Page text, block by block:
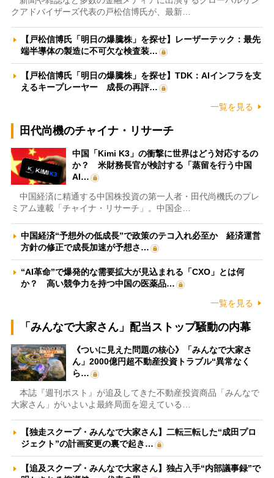
クアドバイザーズ代表の戸松信博氏が、最新…
【戸松信博氏「明日の爆騰株」を探せ】レーザーテック：最先
端半導体の製造に不可欠な検査装…
【戸松信博氏「明日の爆騰株」を探せ】TDK：AIインフラを支
えるキープレーヤー 成長の再評…
一覧を見る
田代尚機のチャイナ・リサーチ
中国「Kimi K3」の衝撃に世界はどう対応するの
か？ 米財務長官が検討する「蒸留を行う中国
AI…
中国経済に精通する中国株投資の第一人者・田代尚機氏のプレ
ミアム連載「チャイナ・リサーチ」。中国企…
中国経済“予想外の低成長”で政策のテコ入れ必至か 経済運営
方針の修正で成長加速が予想さ…
“AI革命”で爆発的な需要拡大が見込まれる「CXO」とは何
か？ 高い競争力を持つ中国の医薬品…
一覧を見る
「みんなで大家さん」配当ストップ騒動の内幕
《ついに見えた問題の核心》「みんなで大家さ
ん」2000億円超不動産投資トラブル“異常なく
ら…
本誌『週刊ポスト』が追及してきた不動産投資商品「みんなで
大家さん」がいよいよ最終局面を迎えている…
【独走スクープ・みんなで大家さん】二転三転した“成田プロ
ジェクト”の計画変更の裏で起き…
【追及スクープ・みんなで大家さん】独占入手“内部議事録”で